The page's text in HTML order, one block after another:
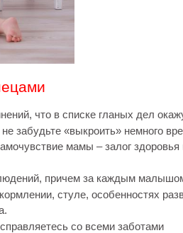
что в списке гланых дел
забудьте «выкроить» немного
мамы – залог здоровья
причем за каждым
стуле, особенностях
со всеми заботами